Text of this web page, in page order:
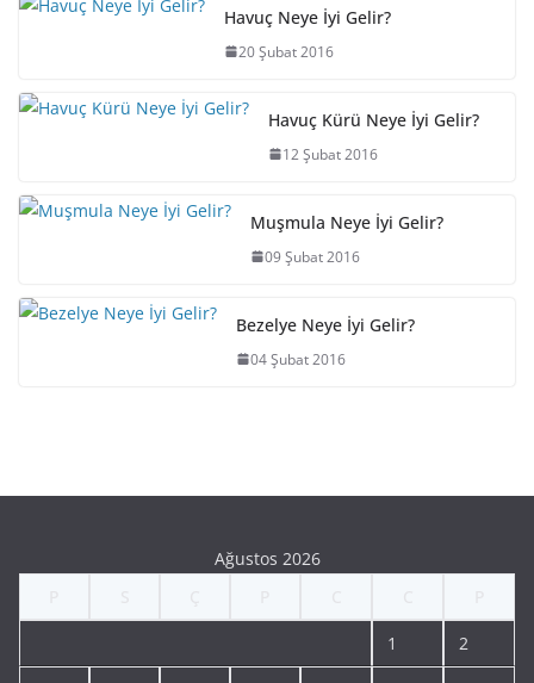
Havuç Neye İyi Gelir?
20 Şubat 2016
Havuç Kürü Neye İyi Gelir?
12 Şubat 2016
Muşmula Neye İyi Gelir?
09 Şubat 2016
Bezelye Neye İyi Gelir?
04 Şubat 2016
Ağustos 2026
1 2